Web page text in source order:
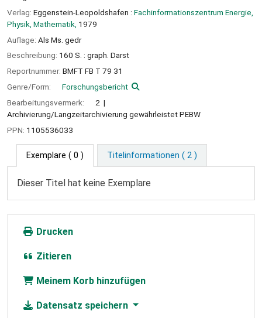
Verlag: Eggenstein-Leopoldshafen : Fachinformationszentrum Energie,
Physik, Mathematik, 1979
Auflage: Als Ms. gedr
Beschreibung: 160 S. : graph. Darst
Reportnummer: BMFT FB T 79 31
Genre/Form:
Forschungsbericht
Bearbeitungsvermerk:
2
Archivierung/Langzeitarchivierung gewährleistet PEBW
PPN: 1105536033
Exemplare ( 0 ) Titelinformationen ( 2 )
Dieser Titel hat keine Exemplare
Drucken
Zitieren
Meinem Korb hinzufügen
Datensatz speichern